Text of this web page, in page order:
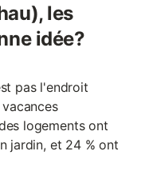
les
idée?
pas l'endroit
logements ont
jardin, et 24 % ont